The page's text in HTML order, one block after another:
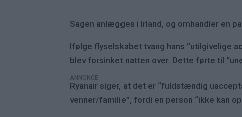
Sagen anlægges i Irland, og omhandler en
Ifølge flyselskabet tvang hans “utilgivelige
blev forsinket natten over. Dette førte til
ANNONCE
Ryanair siger, at det er “fuldstændig
venner/familie”, fordi en person “ikke kan